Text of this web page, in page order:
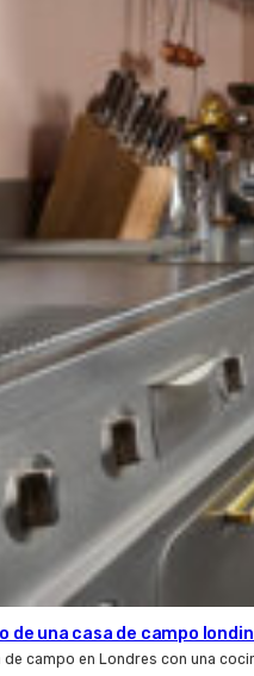
una casa de campo
campo en Londres con una